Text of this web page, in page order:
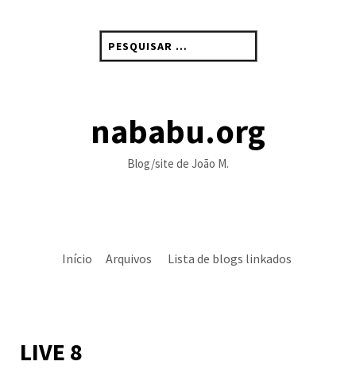
por:
nababu.org
Blog/site de João M.
Início Arquivos Lista de blogs linkados
LIVE 8